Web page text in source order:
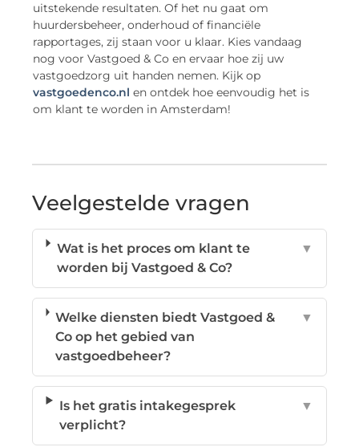
uitstekende resultaten. Of het nu gaat om
huurdersbeheer, onderhoud of financiële
rapportages, zij staan voor u klaar. Kies vandaag
nog voor Vastgoed & Co en ervaar hoe zij uw
vastgoedzorg uit handen nemen. Kijk op
vastgoedenco.nl en ontdek hoe eenvoudig het is
om klant te worden in Amsterdam!
Veelgestelde vragen
Wat is het proces om klant te
worden bij Vastgoed & Co?
▼
Welke diensten biedt Vastgoed &
Co op het gebied van
vastgoedbeheer?
▼
Is het gratis intakegesprek
verplicht?
▼